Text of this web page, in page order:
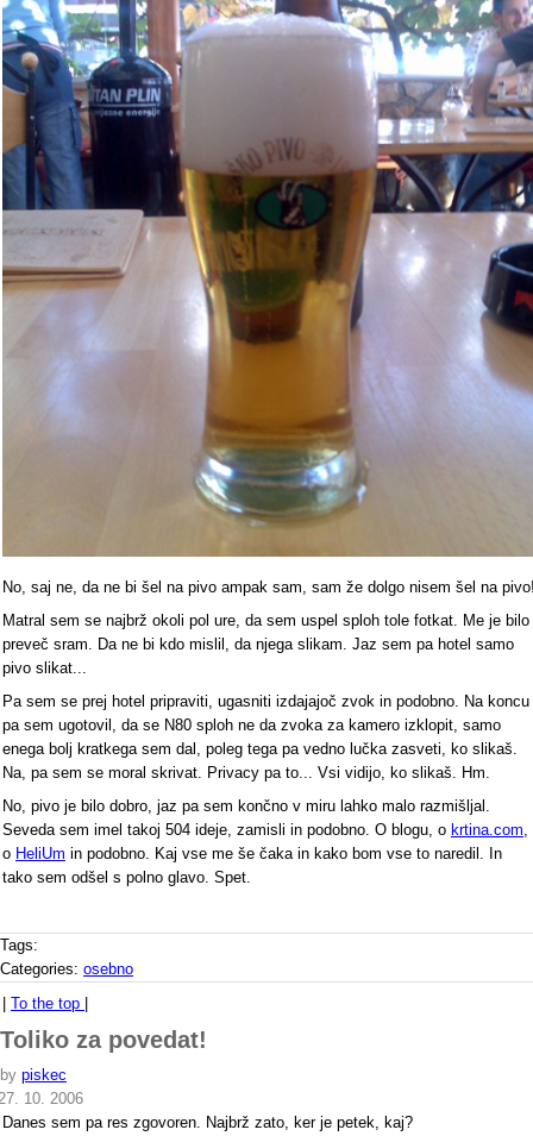
No, saj ne, da ne bi šel na pivo ampak sam, sam že dolgo nisem šel na
Matral sem se najbrž okoli pol ure, da sem uspel sploh tole fotkat. Me je bilo
preveč sram. Da ne bi kdo mislil, da njega slikam. Jaz sem pa hotel samo
pivo slikat...
Pa sem se prej hotel pripraviti, ugasniti izdajajoč zvok in podobno. Na koncu
pa sem ugotovil, da se N80 sploh ne da zvoka za kamero izklopit, samo
enega bolj kratkega sem dal, poleg tega pa vedno lučka zasveti, ko slikaš.
Na, pa sem se moral skrivat. Privacy pa to... Vsi vidijo, ko slikaš. Hm.
No, pivo je bilo dobro, jaz pa sem končno v miru lahko malo razmišljal.
Seveda sem imel takoj 504 ideje, zamisli in podobno. O blogu, o krtina.com,
o HeliUm in podobno. Kaj vse me še čaka in kako bom vse to naredil. In
tako sem odšel s polno glavo. Spet.
Tags:
Categories: osebno
To the top
Toliko za povedat!
by piskec
10. 2006
Danes sem pa res zgovoren. Najbrž zato, ker je petek, kaj?